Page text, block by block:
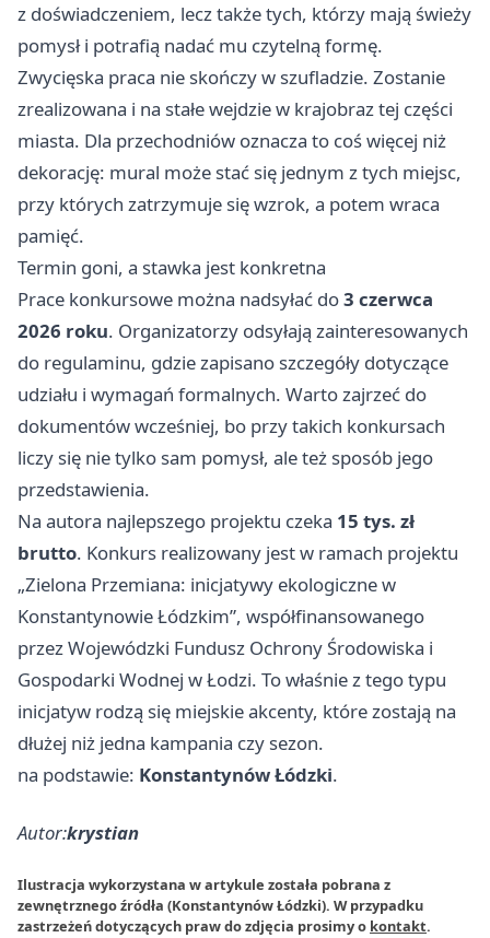
z doświadczeniem, lecz także tych, którzy mają świeży
pomysł i potrafią nadać mu czytelną formę.
Zwycięska praca nie skończy w szufladzie. Zostanie
zrealizowana i na stałe wejdzie w krajobraz tej części
miasta. Dla przechodniów oznacza to coś więcej niż
dekorację: mural może stać się jednym z tych miejsc,
przy których zatrzymuje się wzrok, a potem wraca
pamięć.
Termin goni, a stawka jest konkretna
Prace konkursowe można nadsyłać do3 czerwca
2026 roku. Organizatorzy odsyłają zainteresowanych
do regulaminu, gdzie zapisano szczegóły dotyczące
udziału i wymagań formalnych. Warto zajrzeć do
dokumentów wcześniej, bo przy takich konkursach
liczy się nie tylko sam pomysł, ale też sposób jego
przedstawienia.
Na autora najlepszego projektu czeka 15 tys. zł
brutto. Konkurs realizowany jest w ramach projektu
„Zielona Przemiana: inicjatywy ekologiczne w
Konstantynowie Łódzkim”, współfinansowanego
przez Wojewódzki Fundusz Ochrony Środowiska i
Gospodarki Wodnej w Łodzi. To właśnie z tego typu
inicjatyw rodzą się miejskie akcenty, które zostają na
dłużej niż jedna kampania czy sezon.
na podstawie: Konstantynów Łódzki.
Autor:krystian
Ilustracja wykorzystana w artykule została pobrana z
zewnętrznego źródła (Konstantynów Łódzki). W przypadku
zastrzeżeń dotyczących praw do zdjęcia prosimy o kontakt.